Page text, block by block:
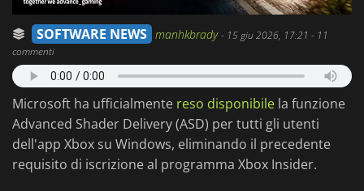
SOFTWARE NEWS manhkbrady- 15 giu 2026, 17:21 - 11
commenti
Microsoft ha ufficialmente reso disponibile la funzione
Advanced Shader Delivery (ASD) per tutti gli utenti
dell'app Xbox su Windows, eliminando il precedente
requisito di iscrizione al programma Xbox Insider.